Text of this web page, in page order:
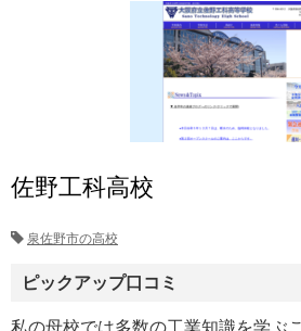
佐野工科高校
泉佐野市の高校
ピックアップ口コミ